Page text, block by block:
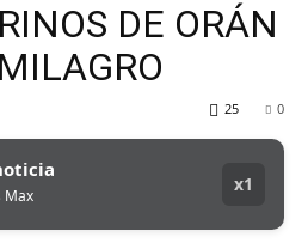
DE ORÁN
0
25
Max
x1